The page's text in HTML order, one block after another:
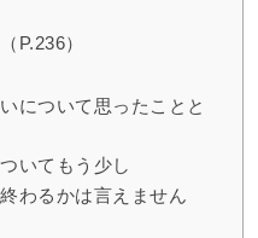
P.236）
について思ったことと
いてもう少し
わるかは言えません